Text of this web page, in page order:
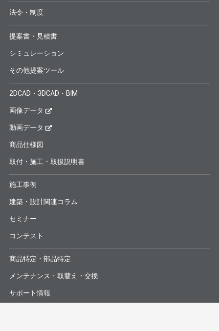
法令・制度
提案書・見積書
シミュレーション
その他提案ツール
2DCAD・3DCAD・BIM
画像データ
動画データ
商品仕様図
取付・施工・取扱説明書
施工事例
建築・設計関連コラム
セミナー
コンテスト
商品特定・部品特定
メンテナンス・取替え・交換
サポート情報